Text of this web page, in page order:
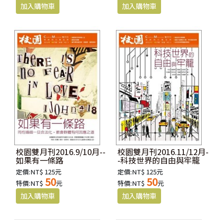
校園雙月刊2016.9/10月--
如果有一條路
定價:NT$ 125元
特價:NT$ 50元
校園雙月刊2016.11/12月-
-科技世界的自由與牢籠
定價:NT$ 125元
特價:NT$ 50元